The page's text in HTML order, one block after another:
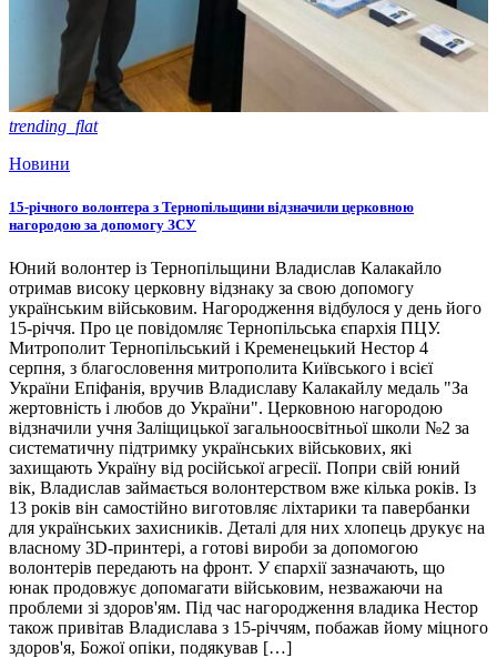
trending_flat
Новини
15-річного волонтера з Тернопільщини відзначили церковною
нагородою за допомогу ЗСУ
Юний волонтер із Тернопільщини Владислав Калакайло
отримав високу церковну відзнаку за свою допомогу
українським військовим. Нагородження відбулося у день його
15-річчя. Про це повідомляє Тернопільська єпархія ПЦУ.
Митрополит Тернопільський і Кременецький Нестор 4
серпня, з благословення митрополита Київського і всієї
України Епіфанія, вручив Владиславу Калакайлу медаль "За
жертовність і любов до України". Церковною нагородою
відзначили учня Заліщицької загальноосвітньої школи №2 за
систематичну підтримку українських військових, які
захищають Україну від російської агресії. Попри свій юний
вік, Владислав займається волонтерством вже кілька років. Із
13 років він самостійно виготовляє ліхтарики та павербанки
для українських захисників. Деталі для них хлопець друкує на
власному 3D-принтері, а готові вироби за допомогою
волонтерів передають на фронт. У єпархії зазначають, що
юнак продовжує допомагати військовим, незважаючи на
проблеми зі здоров'ям. Під час нагородження владика Нестор
також привітав Владислава з 15-річчям, побажав йому міцного
здоров'я, Божої опіки, подякував […]